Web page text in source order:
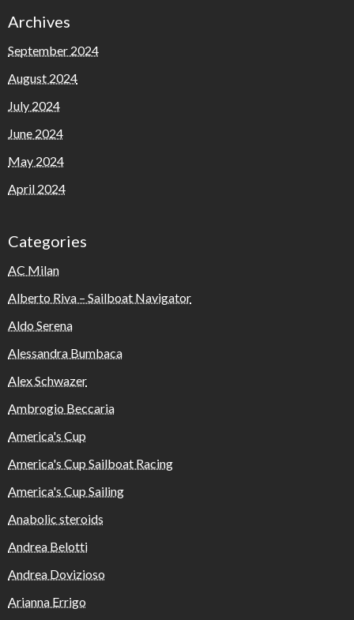
Archives
September 2024
August 2024
July 2024
June 2024
May 2024
April 2024
Categories
AC Milan
Alberto Riva – Sailboat Navigator
Aldo Serena
Alessandra Bumbaca
Alex Schwazer
Ambrogio Beccaria
America's Cup
America's Cup Sailboat Racing
America's Cup Sailing
Anabolic steroids
Andrea Belotti
Andrea Dovizioso
Arianna Errigo